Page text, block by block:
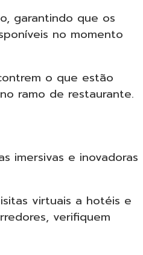
garantindo que os
no momento
o que estão
ramo de restaurante.
imersivas e inovadoras
virtuais a hotéis e
verifiquem